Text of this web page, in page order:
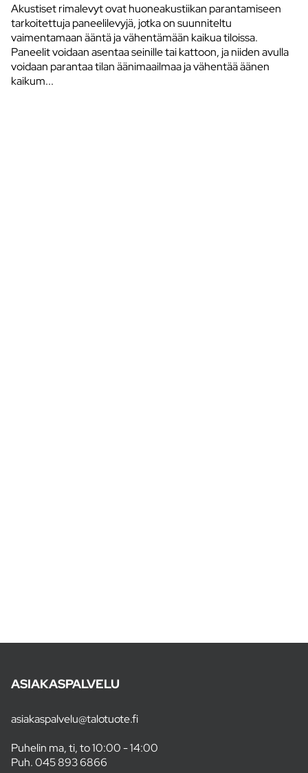
Akustiset rimalevyt ovat huoneakustiikan parantamiseen
tarkoitettuja paneelilevyjä, jotka on suunniteltu
vaimentamaan ääntä ja vähentämään kaikua tiloissa.
Paneelit voidaan asentaa seinille tai kattoon, ja niiden avulla
voidaan parantaa tilan äänimaailmaa ja vähentää äänen
kaikum...
ASIAKASPALVELU
asiakaspalvelu@talotuote.fi
Puhelin ma, ti, to 10:00 - 14:00
Puh.045 893 6866